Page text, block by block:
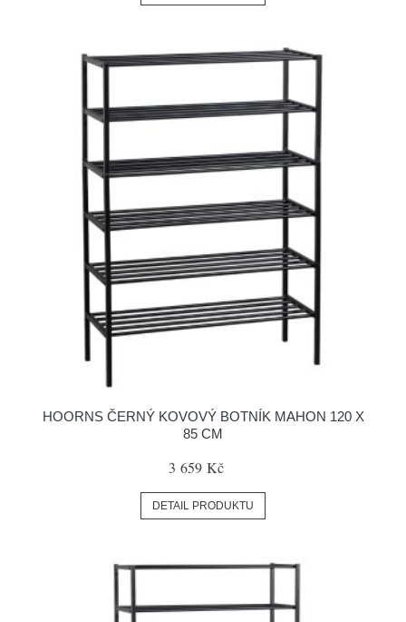
HOORNS ČERNÝ KOVOVÝ BOTNÍK MAHON 120 X
85 CM
3 659 Kč
DETAIL PRODUKTU